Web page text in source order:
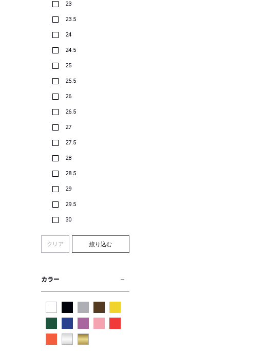
23
23.5
24
24.5
25
25.5
26
26.5
27
27.5
28
28.5
29
29.5
30
クリア 絞り込む
カラー